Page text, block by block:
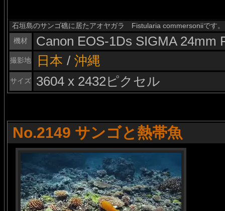
石垣島のサンゴ礁に居たアオヤガラ Fistularia commersoniiです。
機材
Canon EOS-1Ds SIGMA 24mm
撮影地 日本 / 沖縄
サイズ 3604 x 2432ピクセル
No.2149 サンゴと熱帯魚